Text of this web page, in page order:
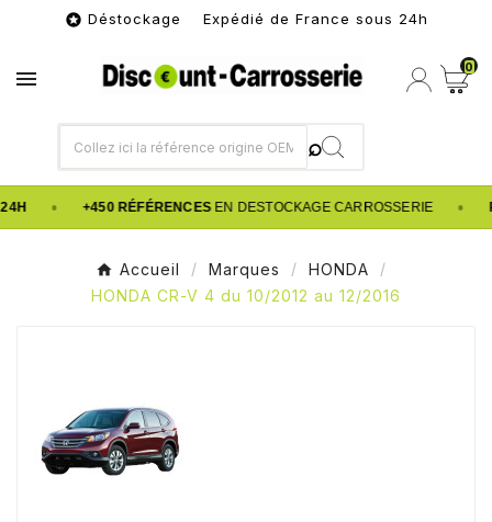
 Déstockage Expédié de France sous 24h
 0
• +450 RÉFÉRENCESEN DESTOCKAGE CARROSSERIE •
Accueil Marques
HONDA
HONDA CR-V 4 du 10/2012 au 12/2016